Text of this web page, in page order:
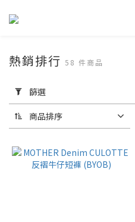
用
篩
選
(0/20)
尺
寸
熱銷排行 58 件商品
篩選
商品排序